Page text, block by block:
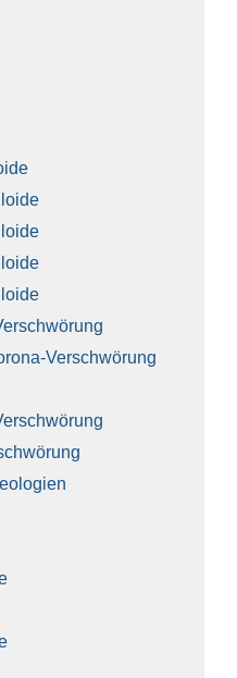
Ver­schwö­rung